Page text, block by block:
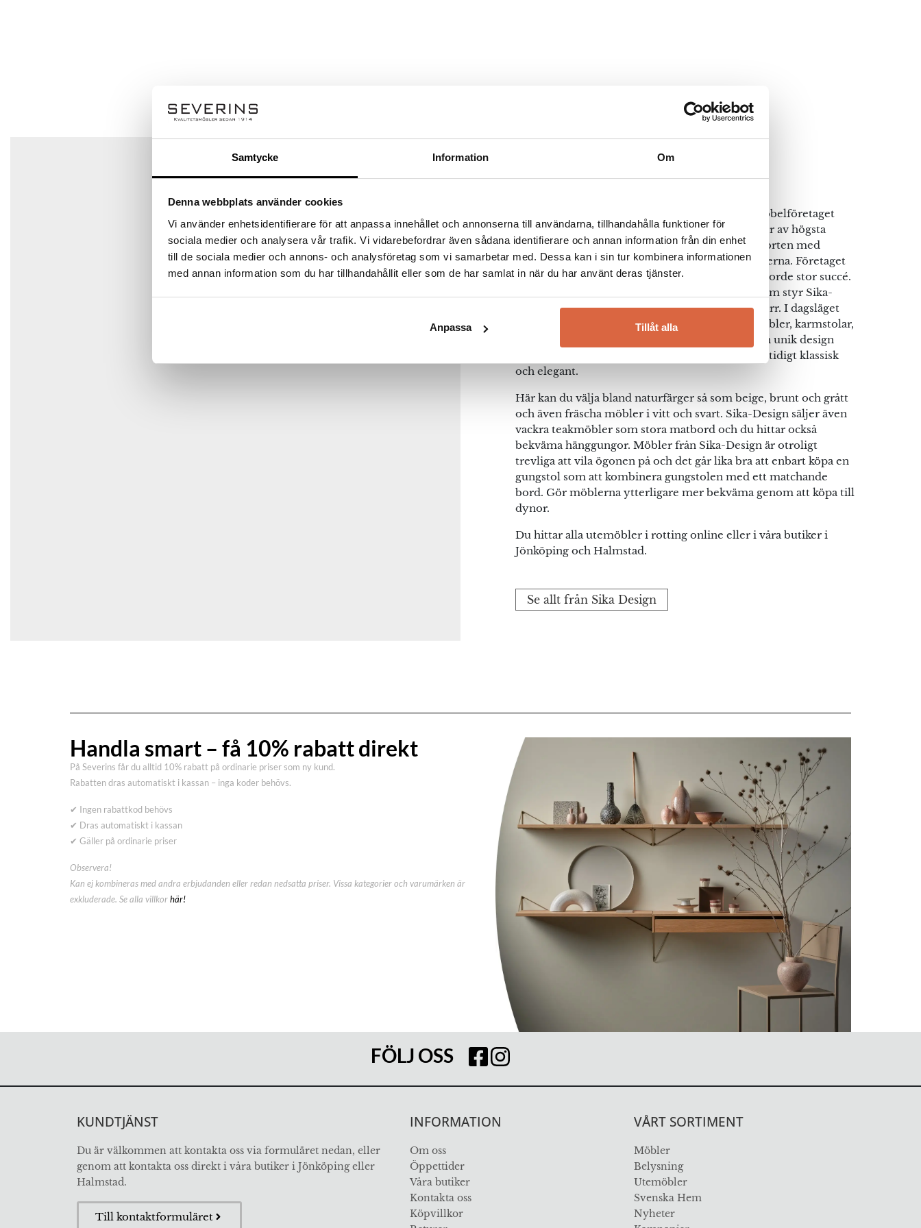
Samtycke Information Om
Denna webbplats använder cookies
Vi använder enhetsidentifierare för att anpassa innehållet och annonserna till användarna, tillhandahålla funktioner för
sociala medier och analysera vår trafik. Vi vidarebefordrar även sådana identifierare och annan information från din enhet
till de sociala medier och annons- och analysföretag som vi samarbetar med. Dessa kan i sin tur kombinera informationen
med annan information som du har tillhandahållit eller som de har samlat in när du har använt deras tjänster.
Anpassa Tillåt alla
Spara mitt namn, min e-postadress och webbplats i denna webbläsare till nästa gång jag skriver en kommentar.
Det finns inga frågor än
Sika Design
Redan år 1940 etablerade Ankjaer Andreasen möbelföretaget
Sika Designmed visionen att tillverka utemöbler av högsta
kvalitet och design. Namnet Sika är taget från hjorten med
samma namn, ett elegant djur som är lätt på fötterna. Företaget
öppnade sina portar i Mossö, Danmark, där de gjorde stor succé.
Idag är det den andra och tredje generationen som styr Sika-
Design och möblerna är snyggare än någonsin förr. I dagsläget
tillverkar Sika-Design vackra och tidlösa korgmöbler, karmstolar,
rottingmöbler och mycket mer. Möblerna har en unik design
som både känns modern och innovativ men samtidigt klassisk
och elegant.
Här kan du välja bland naturfärger så som beige, brunt och grått
och även fräscha möbler i vitt och svart. Sika-Design säljer även
vackra teakmöbler som stora matbord och du hittar också
bekväma hänggungor. Möbler från Sika-Design är otroligt
trevliga att vila ögonen på och det går lika bra att enbart köpa en
gungstol som att kombinera gungstolen med ett matchande
bord. Gör möblerna ytterligare mer bekväma genom att köpa till
dynor.
Du hittar alla utemöbler i rotting online eller i våra butiker i
Jönköping och Halmstad.
Se allt från Sika Design
Handla smart – få 10% rabatt direkt
På Severins får du alltid 10% rabatt på ordinarie priser som ny kund.
Rabatten dras automatiskt i kassan – inga koder behövs.
✔ Ingen rabattkod behövs
✔ Dras automatiskt i kassan
✔ Gäller på ordinarie priser
Observera!
Kan ej kombineras med andra erbjudanden eller redan nedsatta priser. Vissa kategorier och varumärken är
exkluderade. Se alla villkorhär!
FÖLJ OSS
KUNDTJÄNST
Du är välkommen att kontakta oss via formuläret nedan, eller
genom att kontakta oss direkt i våra butiker i Jönköping eller
Halmstad.
Till kontaktformuläret
INFORMATION
Om oss
Öppettider
Våra butiker
Kontakta oss
Köpvillkor
VÅRT SORTIMENT
Möbler
Belysning
Utemöbler
Svenska Hem
Nyheter